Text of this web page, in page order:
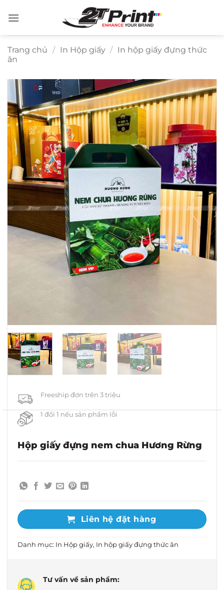
qua
Trang chủ / In Hộp giấy / In hộp giấy đựng thức
ăn
Freeship đơn trên 3 triệu
1 đổi 1 nếu sản phẩm lỗi
Hộp giấy đựng nem chua Hương Rừng
Liên hệ đặt hàng
Danh mục: In Hộp giấy, In hộp giấy đựng thức ăn
Tư vấn về sản phẩm: